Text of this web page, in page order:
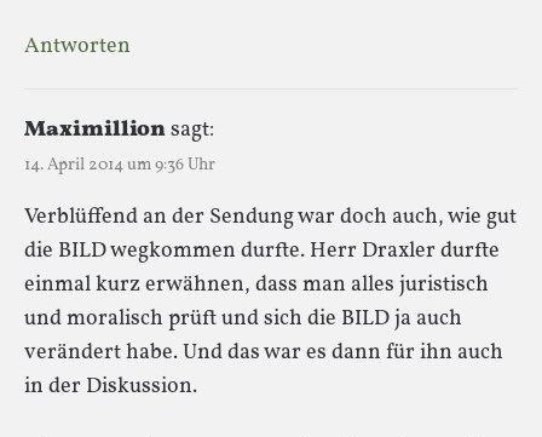
Antworten
Maximillionsagt:
14. April 2014 um 9:36 Uhr
Verblüffend an der Sendung war doch auch, wie gut
die BILD wegkommen durfte. Herr Draxler durfte
einmal kurz erwähnen, dass man alles juristisch
und moralisch prüft und sich die BILD ja auch
verändert habe. Und das war es dann für ihn auch
in der Diskussion.